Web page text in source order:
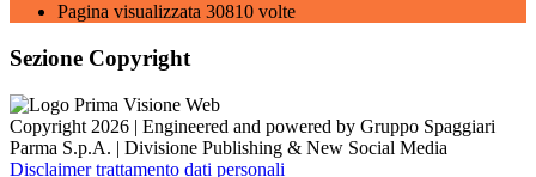
Pagina visualizzata 30810 volte
Sezione Copyright
Copyright 2026 | Engineered and powered by Gruppo Spaggiari
Parma S.p.A. | Divisione Publishing & New Social Media
Disclaimer trattamento dati personali